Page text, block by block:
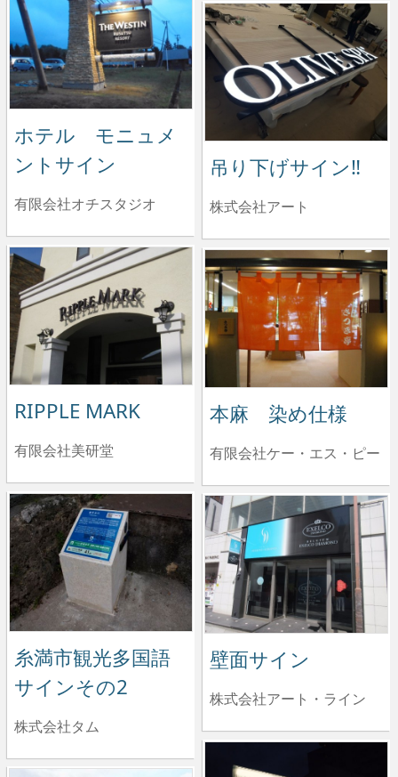
ホテル モニュメ
ントサイン
有限会社オチスタジオ
吊り下げサイン‼️
株式会社アート
RIPPLE MARK
有限会社美研堂
本麻 染め仕様
有限会社ケー・エス・ピー
糸満市観光多国語
サインその2
株式会社タム
壁面サイン
株式会社アート・ライン